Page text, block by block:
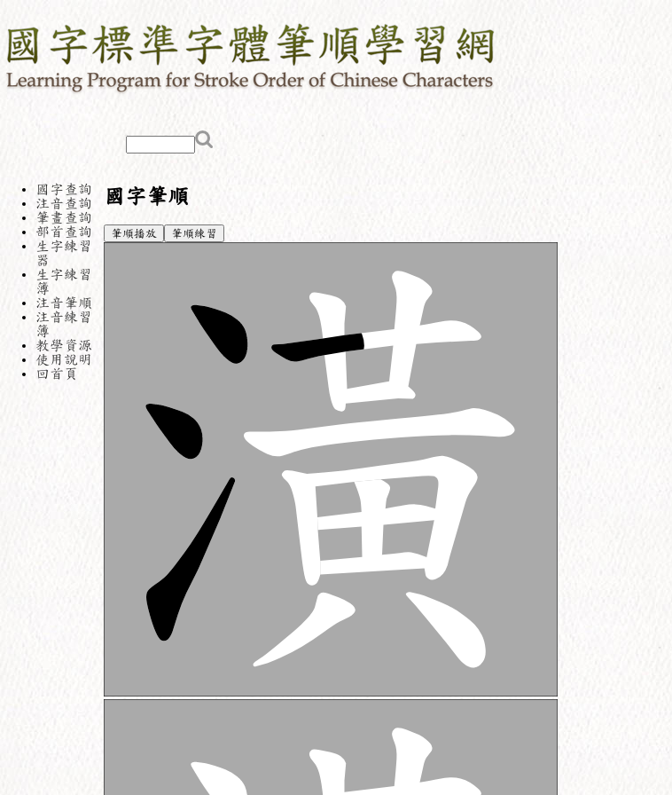
國字查詢
注音查詢
筆畫查詢
部首查詢
生字練習
器
生字練習
簿
注音筆順
注音練習
簿
教學資源
使用說明
回首頁
國字筆順
筆順播放 筆順練習